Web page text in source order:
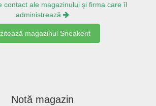
contact ale magazinului și firma care îl
administrează
magazinul Sneakerit
Notă magazin